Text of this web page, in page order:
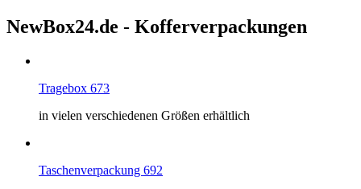
NewBox24.de - Kofferverpackungen
Tragebox 673
in vielen verschiedenen Größen erhältlich
Taschenverpackung 692